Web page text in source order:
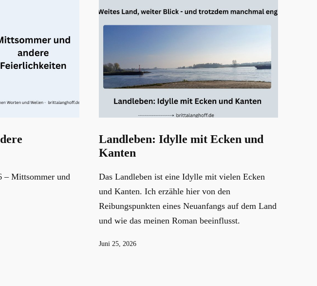
– Mittsommer und
Landleben: Idylle mit Ecken und
Kanten
Das Landleben ist eine Idylle mit vielen Ecken
und Kanten. Ich erzähle hier von den
Reibungspunkten eines Neuanfangs auf dem Land
und wie das meinen Roman beeinflusst.
Veröffentlicht
Juni 25, 2026